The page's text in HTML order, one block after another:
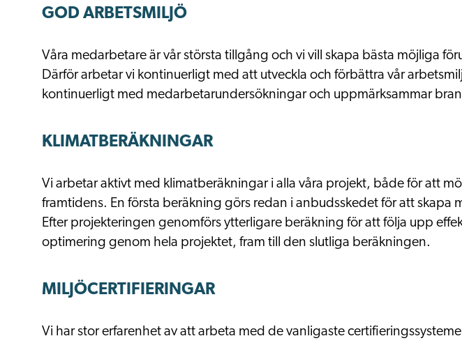
GOD ARBETSMILJÖ
Våra medarbetare är vår största tillgång och vi vill skapa bästa möjliga
Därför arbetar vi kontinuerligt med att utveckla och förbättra vår
kontinuerligt med medarbetarundersökningar och uppmärksammar
KLIMATBERÄKNINGAR
Vi arbetar aktivt med klimatberäkningar i alla våra projekt, både för att
framtidens. En första beräkning görs redan i anbudsskedet för att
Efter projekteringen genomförs ytterligare beräkning för att följa upp
optimering genom hela projektet, fram till den slutliga beräkningen.
MILJÖCERTIFIERINGAR
Vi har stor erfarenhet av att arbeta med de vanligaste